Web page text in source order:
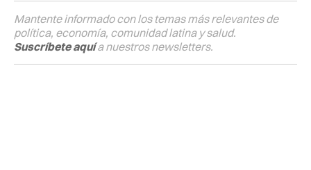
Mantente informado con los temas más relevantes de
política, economía, comunidad latina y salud.
Suscríbete aquía nuestros newsletters.